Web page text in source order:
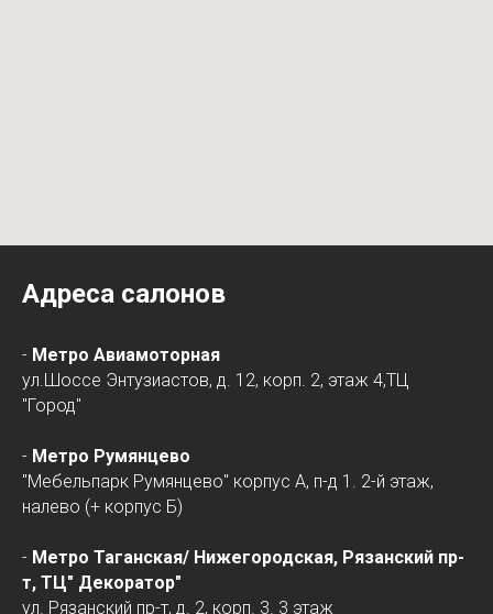
Адреса салонов
- Метро Авиамоторная
ул.Шоссе Энтузиастов, д. 12, корп. 2, этаж 4,ТЦ
"Город"
- Метро Румянцево
"Мебельпарк Румянцево" корпус А, п-д 1. 2-й этаж,
налево (+ корпус Б)
- Метро Таганская/ Нижегородская, Рязанский пр-
т, ТЦ" Декоратор"
ул. Рязанский пр-т, д. 2, корп. 3. 3 этаж